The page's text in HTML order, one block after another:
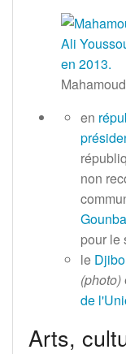
en
non
Gounba
pour le
le
(photo)
de
Arts,